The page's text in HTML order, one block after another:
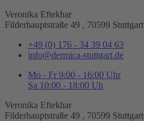
Veronika Eftekhar
Filderhauptstraße 49 , 70599 Stuttgart
+49 (0) 176 - 34 39 04 63
info@dermica-stuttgart.de
Mo - Fr 9:00 - 16:00 Uhr
Sa 10:00 - 18:00 Uh
Veronika Eftekhar
Filderhauptstraße 49 , 70599 Stuttgart